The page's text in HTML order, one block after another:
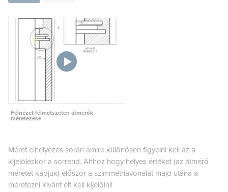
Félnézet félmetszeten átmérők
méretezése
Méret elhelyezés során amire különösen figyelni kell az a
kijelöléskor a sorrend. Ahhoz hogy helyes értéket (az átmérő
méretét kapjuk) először a szimmetriavonalat majd utána a
méretezni kívánt élt kell kijelölni!